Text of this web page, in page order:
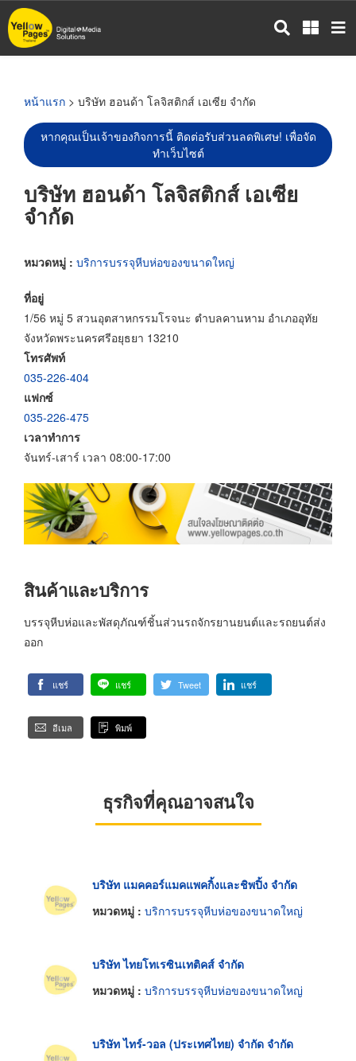
ข้าม
ไป
หน้าแรก > บริษัท ฮอนด้า โลจิสติกส์ เอเซีย จำกัด
หากคุณเป็นเจ้าของกิจการนี้ ติดต่อรับส่วนลดพิเศษ! เพื่อจัด
ทำเว็บไซต์
บริษัท ฮอนด้า โลจิสติกส์ เอเซีย
จำกัด
หมวดหมู่ : บริการบรรจุหีบห่อของขนาดใหญ่
ที่อยู่
1/56 หมู่ 5 สวนอุตสาหกรรมโรจนะ ตำบลคานหาม อำเภออุทัย
จังหวัดพระนครศรีอยุธยา 13210
โทรศัพท์
035-226-404
แฟกซ์
035-226-475
เวลาทำการ
จันทร์-เสาร์ เวลา 08:00-17:00
สินค้าและบริการ
บรรจุหีบห่อและพัสดุภัณฑ์ชิ้นส่วนรถจักรยานยนต์และรถยนต์ส่ง
ออก
แชร์ แชร์ Tweet แชร์
อีเมล พิมพ์
ธุรกิจที่คุณอาจสนใจ
บริษัท แมคคอร์แมคแพคกิ้งและชิพปิ้ง จำกัด
หมวดหมู่ : บริการบรรจุหีบห่อของขนาดใหญ่
บริษัท ไทยโทเรซินเทติคส์ จำกัด
หมวดหมู่ : บริการบรรจุหีบห่อของขนาดใหญ่
บริษัท ไทร์-วอล (ประเทศไทย) จำกัด จำกัด